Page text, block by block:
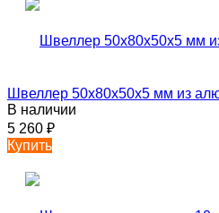
Швеллер 50х80х50х5 мм из
В наличии
5 260 ₽
Купить